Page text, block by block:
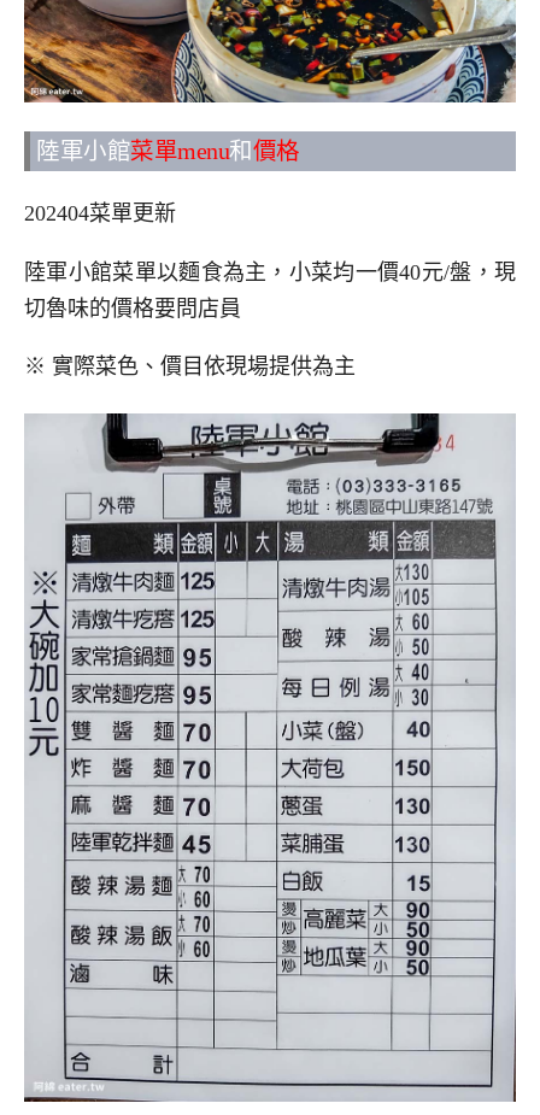
陸軍小館菜單menu和價格
202404菜單更新
陸軍小館菜單以麵食為主，小菜均一價40元/盤，現
切魯味的價格要問店員
※ 實際菜色、價目依現場提供為主